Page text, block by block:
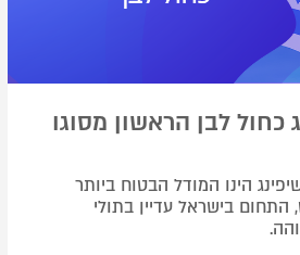
כחול לבן הראשון מסוגו
הינו המודל הבטוח ביותר
בישראל עדיין בתולי